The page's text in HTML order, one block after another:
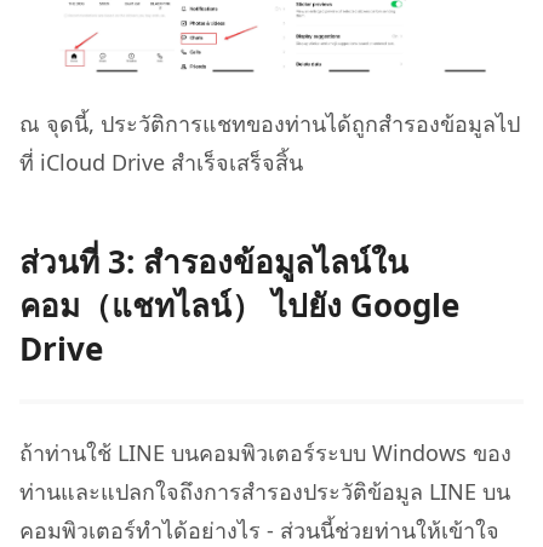
ณ จุดนี้, ประวัติการแชทของท่านได้ถูกสำรองข้อมูลไป
ที่ iCloud Drive สำเร็จเสร็จสิ้น
ส่วนที่ 3: สํารองข้อมูลไลน์ใน
คอม（แชทไลน์） ไปยัง Google
Drive
ถ้าท่านใช้ LINE บนคอมพิวเตอร์ระบบ Windows ของ
ท่านและแปลกใจถึงการสำรองประวัติข้อมูล LINE บน
คอมพิวเตอร์ทำได้อย่างไร - ส่วนนี้ช่วยท่านให้เข้าใจ